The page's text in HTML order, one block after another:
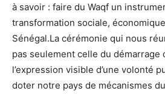
à savoir : faire du Waqf un
transformation sociale,
Sénégal.La cérémonie qui nous
pas seulement celle du démarrage
l’expression visible d’une volonté
doter notre pays de mécanismes